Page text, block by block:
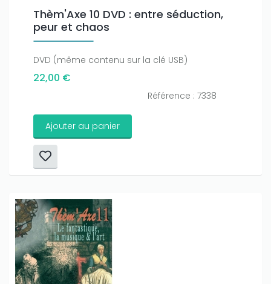
Thèm'Axe 10 DVD : entre séduction,
peur et chaos
DVD (même contenu sur la clé USB)
22,00 €
Référence : 7338
Ajouter au panier